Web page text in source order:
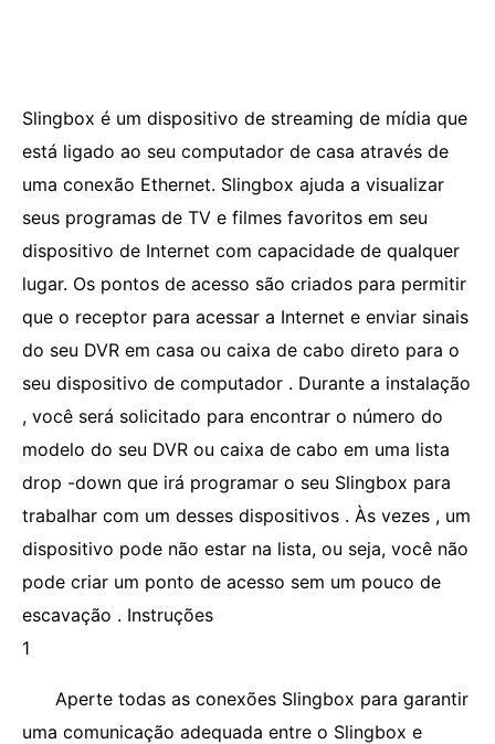
Slingbox é um dispositivo de streaming de mídia que
está ligado ao seu computador de casa através de
uma conexão Ethernet. Slingbox ajuda a visualizar
seus programas de TV e filmes favoritos em seu
dispositivo de Internet com capacidade de qualquer
lugar. Os pontos de acesso são criados para permitir
que o receptor para acessar a Internet e enviar sinais
do seu DVR em casa ou caixa de cabo direto para o
seu dispositivo de computador . Durante a instalação
, você será solicitado para encontrar o número do
modelo do seu DVR ou caixa de cabo em uma lista
drop -down que irá programar o seu Slingbox para
trabalhar com um desses dispositivos . Às vezes , um
dispositivo pode não estar na lista, ou seja, você não
pode criar um ponto de acesso sem um pouco de
escavação . Instruções
1
Aperte todas as conexões Slingbox para garantir
uma comunicação adequada entre o Slingbox e